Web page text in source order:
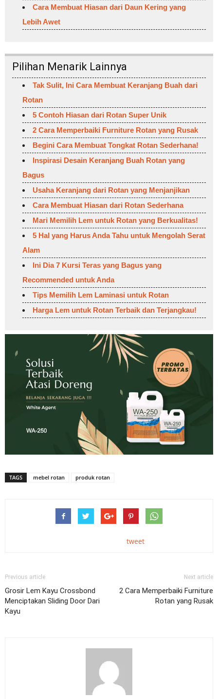
Cara Membuat Hiasan dari Daun Kering yang
Lebih Awet
Pilihan Menarik Lainnya
Tak Sulit, Ini Cara Membuat Keranjang Buah dari
Rotan
5 Contoh Hiasan dari Rotan Super Unik
2 Cara Memperbaiki Furniture Rotan yang Rusak
Begini Cara Membuat Tongkat Rotan Sederhana!
Inspirasi Desain Keranjang Buah Rotan yang
Bagus
Usaha Keranjang dari Rotan yang Menjanjikan
Cara Membuat Hiasan dari Rotan Sederhana
Mari Memilih Lem untuk Rotan yang Berkualitas!
5 Hal yang Harus Anda Tahu untuk Mengolah Serat
Alam
Ini Dia 7 Kursi Teras yang Bagus yang
Recommended untuk Anda
Tips Memilih Lem Laminasi untuk Rotan
Harga Lem untuk Rotan Terbaik dan Terjangkau!
TAGS mebel rotan produk rotan
tweet
Previous article
Grosir Lem Kayu Crossbond
Menciptakan Sliding Door Dari
Kayu
Next article
2 Cara Memperbaiki Furniture
Rotan yang Rusak